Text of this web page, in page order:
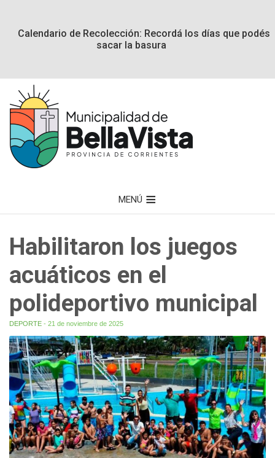
Calendario de Recolección: Recordá los días que podés
sacar la basura
MENÚ
Habilitaron los juegos
acuáticos en el
polideportivo municipal
DEPORTE - 21 de noviembre de 2025